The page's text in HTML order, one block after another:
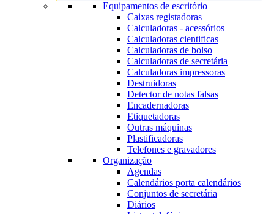
Equipamentos de escritório
Caixas registadoras
Calculadoras - acessórios
Calculadoras cientificas
Calculadoras de bolso
Calculadoras de secretária
Calculadoras impressoras
Destruidoras
Detector de notas falsas
Encadernadoras
Etiquetadoras
Outras máquinas
Plastificadoras
Telefones e gravadores
Organização
Agendas
Calendários porta calendários
Conjuntos de secretária
Diários